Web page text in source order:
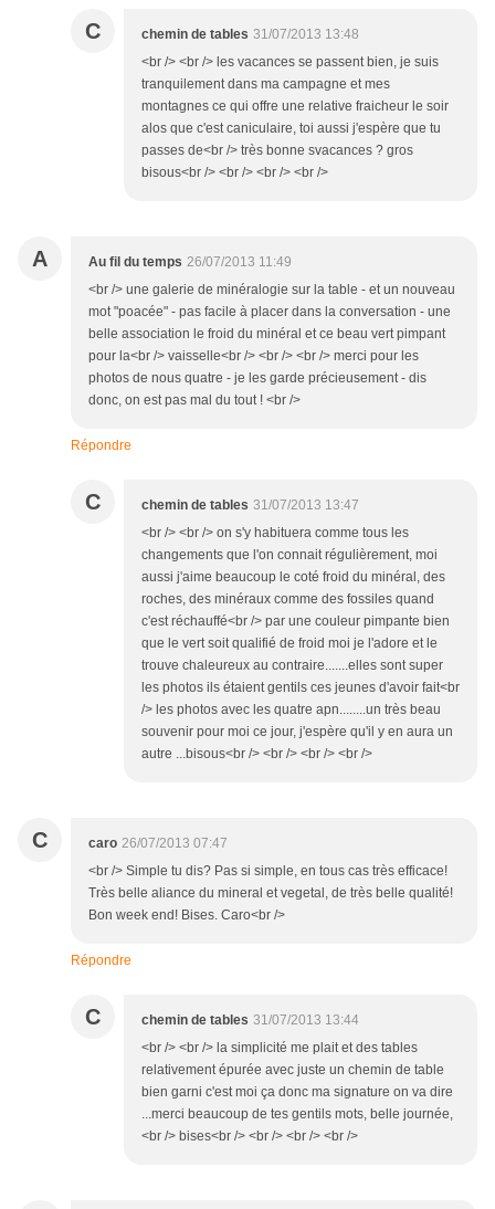
C chemin de tables 31/07/2013 13:48
<br /> <br /> les vacances se passent bien, je suis
tranquilement dans ma campagne et mes
montagnes ce qui offre une relative fraicheur le soir
alos que c'est caniculaire, toi aussi j'espère que tu
passes de<br /> très bonne svacances ? gros
bisous<br /> <br /> <br /> <br />
A Au fil du temps 26/07/2013 11:49
<br /> une galerie de minéralogie sur la table - et un nouveau
mot "poacée" - pas facile à placer dans la conversation - une
belle association le froid du minéral et ce beau vert pimpant
pour la<br /> vaisselle<br /> <br /> <br /> merci pour les
photos de nous quatre - je les garde précieusement - dis
donc, on est pas mal du tout ! <br />
Répondre
C chemin de tables 31/07/2013 13:47
<br /> <br /> on s'y habituera comme tous les
changements que l'on connait régulièrement, moi
aussi j'aime beaucoup le coté froid du minéral, des
roches, des minéraux comme des fossiles quand
c'est réchauffé<br /> par une couleur pimpante bien
que le vert soit qualifié de froid moi je l'adore et le
trouve chaleureux au contraire.......elles sont super
les photos ils étaient gentils ces jeunes d'avoir fait<br
/> les photos avec les quatre apn........un très beau
souvenir pour moi ce jour, j'espère qu'il y en aura un
autre ...bisous<br /> <br /> <br /> <br />
C caro 26/07/2013 07:47
<br /> Simple tu dis? Pas si simple, en tous cas très efficace!
Très belle aliance du mineral et vegetal, de très belle qualité!
Bon week end! Bises. Caro<br />
Répondre
C chemin de tables 31/07/2013 13:44
<br /> <br /> la simplicité me plait et des tables
relativement épurée avec juste un chemin de table
bien garni c'est moi ça donc ma signature on va dire
...merci beaucoup de tes gentils mots, belle journée,
<br /> bises<br /> <br /> <br /> <br />